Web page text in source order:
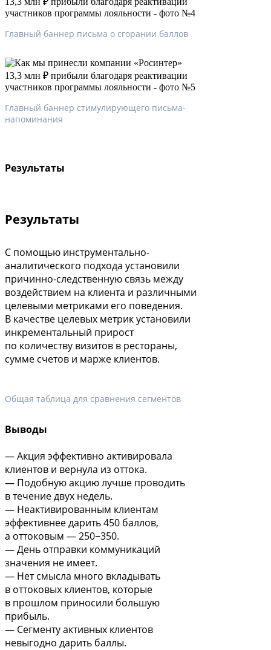
Главный баннер письма о сгорании баллов
Главный баннер стимулирующего письма-
напоминания
Результаты
Результаты
С помощью инструментально-
аналитического подхода установили
причинно-следственную связь между
воздействием на клиента и различными
целевыми метриками его поведения.
В качестве целевых метрик установили
инкрементальный прирост
по количеству визитов в рестораны,
сумме счетов и марже клиентов.
Общая таблица для сравнения сегментов
Выводы
— Акция эффективно активировала
клиентов и вернула из оттока.
— Подобную акцию лучше проводить
в течение двух недель.
— Неактивированным клиентам
эффективнее дарить 450 баллов,
а оттоковым — 250−350.
— День отправки коммуникаций
значения не имеет.
— Нет смысла много вкладывать
в оттоковых клиентов, которые
в прошлом приносили большую
прибыль.
— Сегменту активных клиентов
невыгодно дарить баллы.